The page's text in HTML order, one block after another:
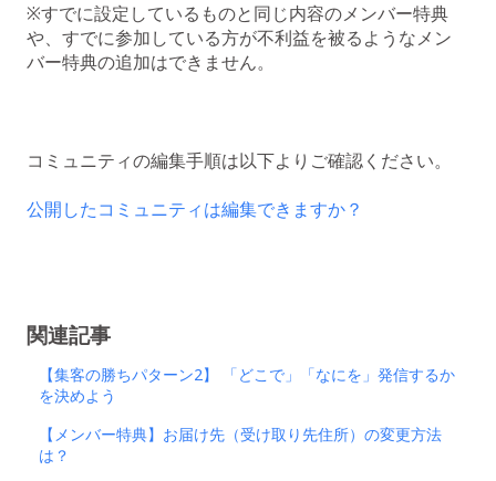
※すでに設定しているものと同じ内容のメンバー特典
や、すでに参加している方が不利益を被るようなメン
バー特典の追加はできません。
コミュニティの編集手順は以下よりご確認ください。
公開したコミュニティは編集できますか？
関連記事
【集客の勝ちパターン2】 「どこで」「なにを」発信するか
を決めよう
【メンバー特典】お届け先（受け取り先住所）の変更方法
は？